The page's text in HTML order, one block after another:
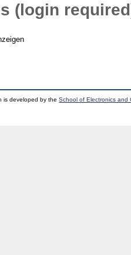
(login
is developed by theSchool of Electronics and